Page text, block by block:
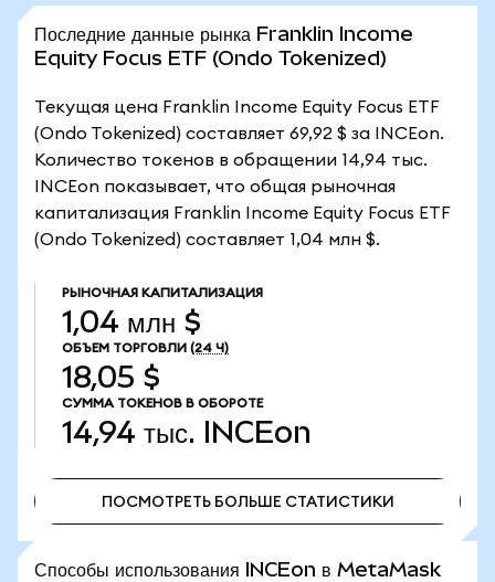
Последние данные рынка Franklin Income
Equity Focus ETF (Ondo Tokenized)
Текущая цена Franklin Income Equity Focus ETF
(Ondo Tokenized) составляет 69,92 $ за INCEon.
Количество токенов в обращении 14,94 тыс.
INCEon показывает, что общая рыночная
капитализация Franklin Income Equity Focus ETF
(Ondo Tokenized) составляет 1,04 млн $.
РЫНОЧНАЯ КАПИТАЛИЗАЦИЯ
1,04 млн $
ОБЪЕМ ТОРГОВЛИ (24 Ч)
18,05 $
СУММА ТОКЕНОВ В ОБОРОТЕ
14,94 тыс. INCEon
ПОСМОТРЕТЬ БОЛЬШЕ СТАТИСТИКИ
Способы использования INCEon в MetaMask